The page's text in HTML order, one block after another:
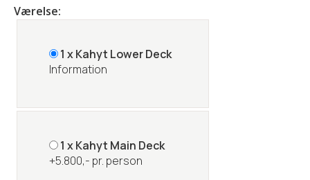
Værelse:
1 x Kahyt Lower Deck
Information
1 x Kahyt Main Deck
+5.800,- pr. person